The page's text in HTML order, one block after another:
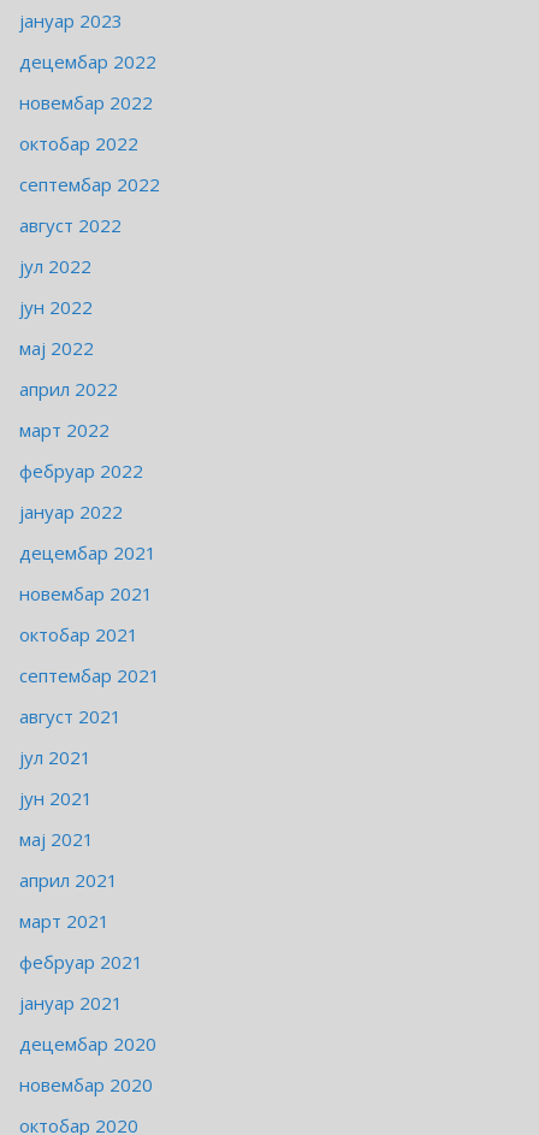
јануар 2023
децембар 2022
новембар 2022
октобар 2022
септембар 2022
август 2022
јул 2022
јун 2022
мај 2022
април 2022
март 2022
фебруар 2022
јануар 2022
децембар 2021
новембар 2021
октобар 2021
септембар 2021
август 2021
јул 2021
јун 2021
мај 2021
април 2021
март 2021
фебруар 2021
јануар 2021
децембар 2020
новембар 2020
октобар 2020